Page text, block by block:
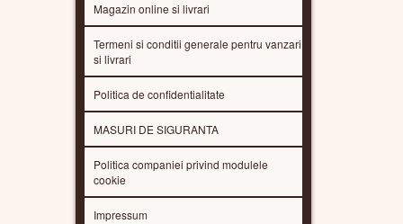
Magazin online si livrari
Termeni si conditii generale pentru vanzari
si livrari
Politica de confidentialitate
MASURI DE SIGURANTA
Politica companiei privind modulele
cookie
Impressum